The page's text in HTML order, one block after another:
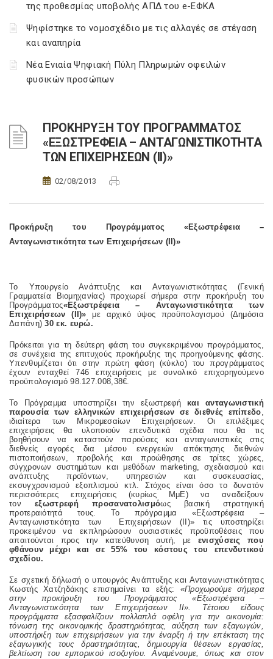
της προθεσμίας υποβολής ΑΠΔ του e-ΕΦΚΑ
Ψηφίστηκε το νομοσχέδιο με τις αλλαγές σε στέγαση
και αναπηρία
Νέα Ενιαία Ψηφιακή Πύλη Πληρωμών οφειλών
φυσικών προσώπων
ΠΡΟΚΗΡΥΞΗ ΤΟΥ ΠΡΟΓΡΑΜΜΑΤΟΣ
«ΕΞΩΣΤΡΕΦΕΙΑ – ΑΝΤΑΓΩΝΙΣΤΙΚΟΤΗΤΑ
ΤΩΝ ΕΠΙΧΕΙΡΗΣΕΩΝ (II)»
02/08/2013
Προκήρυξη του Προγράμματος «Εξωστρέφεια –
Ανταγωνιστικότητα των Επιχειρήσεων (II)»
Το Υπουργείο Ανάπτυξης και Ανταγωνιστικότητας (Γενική
Γραμματεία Βιομηχανίας) προχωρεί σήμερα στην προκήρυξη του
Προγράμματος«Εξωστρέφεια – Ανταγωνιστικότητα των
Επιχειρήσεων (ΙΙ)» με αρχικό ύψος προϋπολογισμού (Δημόσια
Δαπάνη)30 εκ. ευρώ.
Πρόκειται για τη δεύτερη φάση του συγκεκριμένου προγράμματος,
σε συνέχεια της επιτυχούς προκήρυξης της προηγούμενης φάσης.
Υπενθυμίζεται ότι στην πρώτη φάση (κύκλο) του προγράμματος
έχουν ενταχθεί 746 επιχειρήσεις με συνολικό επιχορηγούμενο
προϋπολογισμό 98.127.008,38€.
Το Πρόγραμμα υποστηρίζει την εξωστρεφή και ανταγωνιστική
παρουσία των ελληνικών επιχειρήσεων σε διεθνές επίπεδο,
ιδιαίτερα των Μικρομεσαίων Επιχειρήσεων. Οι επιλέξιμες
επιχειρήσεις θα υλοποιούν επενδυτικά σχέδια που θα τις
βοηθήσουν να καταστούν παρούσες και ανταγωνιστικές στις
διεθνείς αγορές δια μέσου ενεργειών απόκτησης διεθνών
πιστοποιήσεων, προβολής και προώθησης σε τρίτες χώρες,
σύγχρονων συστημάτων και μεθόδων marketing, σχεδιασμού και
ανάπτυξης προϊόντων, υπηρεσιών και συσκευασίας,
εκσυγχρονισμού εξοπλισμού κτλ. Στόχος είναι όσο το δυνατόν
περισσότερες επιχειρήσεις (κυρίως ΜμΕ) να αναδείξουν
τονεξωστρεφή προσανατολισμόως βασική στρατηγική
προτεραιότητά τους. Το πρόγραμμα «Εξωστρέφεια –
Ανταγωνιστικότητα των Επιχειρήσεων (ΙΙ)» τις υποστηρίζει
προκειμένου να εκπληρώσουν ουσιαστικές προϋποθέσεις που
απαιτούνται προς την κατεύθυνση αυτή, με ενισχύσεις που
φθάνουν μέχρι και σε 55% του κόστους του επενδυτικού
σχεδίου.
Σε σχετική δήλωσή ο υπουργός Ανάπτυξης και Ανταγωνιστικότητας
Κωστής Χατζηδάκης επισημαίνει τα εξής: «Προχωρούμε σήμερα
στην προκήρυξη του Προγράμματος «Εξωστρέφεια –
Ανταγωνιστικότητα των Επιχειρήσεων ΙΙ». Τέτοιου είδους
προγράμματα εξασφαλίζουν πολλαπλά οφέλη για την οικονομία:
τόνωση της οικονομικής δραστηριότητας, αύξηση των εξαγωγών,
υποστήριξη των επιχειρήσεων για την έναρξη ή την επέκταση της
εξαγωγικής τους δραστηριότητας, δημιουργία θέσεων εργασίας,
βελτίωση του εμπορικού ισοζυγίου. Αναμένουμε, όπως και στον